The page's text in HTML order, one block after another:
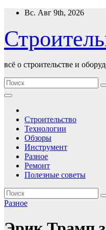
Перейти
содержимому
Вс. Авг 9th, 2026
всё о строительстве и
Строительство
Технологии
Обзоры
Инструмент
Разное
Ремонт
Полезные советы
Разное